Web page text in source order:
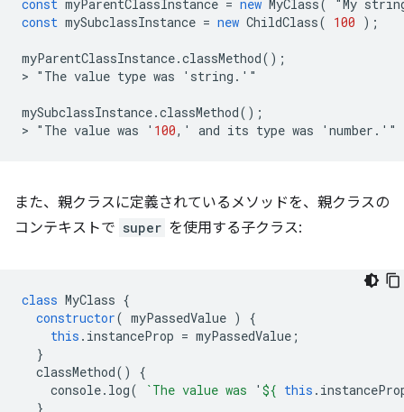
const myParentClassInstance = new MyClass( "My
const mySubclassInstance = new ChildClass( 100 );
myParentClassInstance.classMethod();
> " The value type was ' string . '"
mySubclassInstance.classMethod();
> " The value was ' 100, ' and its type was ' number .
また、親クラスに定義されているメソッドを、親クラスの
コンテキストで super を使用する子クラス:
class MyClass {
constructor( myPassedValue )
{
this . instanceProp = myPassedValue ;
}
classMethod()
{
console. log( `The value was ' ${ this .
}